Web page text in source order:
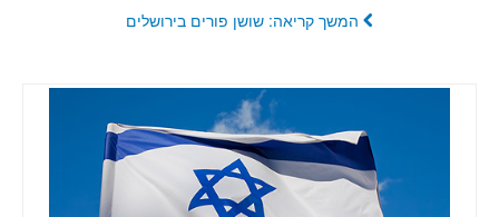
המשך קריאה: שושן פורים בירושלים